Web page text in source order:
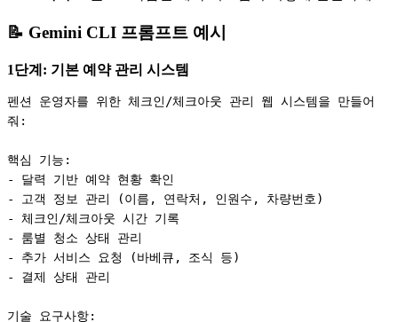
📝 Gemini CLI 프롬프트 예시
1단계: 기본 예약 관리 시스템
펜션 운영자를 위한 체크인/체크아웃 관리 웹 시스템을 만들어
줘:
핵심 기능:
- 달력 기반 예약 현황 확인
- 고객 정보 관리 (이름, 연락처, 인원수, 차량번호)
- 체크인/체크아웃 시간 기록
- 룸별 청소 상태 관리
- 추가 서비스 요청 (바베큐, 조식 등)
- 결제 상태 관리
기술 요구사항: